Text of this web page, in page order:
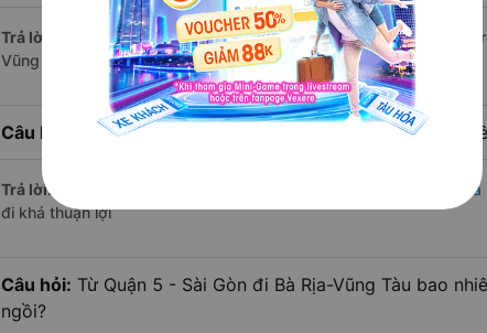
Trả lời:
Tính tới thời điểm hiện nay thì có 4 nhà xe có xe Ghế ngồi
Vũng Tàu hiện nay
Câu hỏi: Từ Quận 5 - Sài Gòn đi Bà Rịa-Vũng Tàu bao
Trả lời: xe Ghế ngồi Quận 5 - Sài Gòn
đi khá thuận lợi
Câu hỏi: Từ Quận 5 - Sài Gòn đi Bà Rịa-Vũng Tàu bao
ngồi?